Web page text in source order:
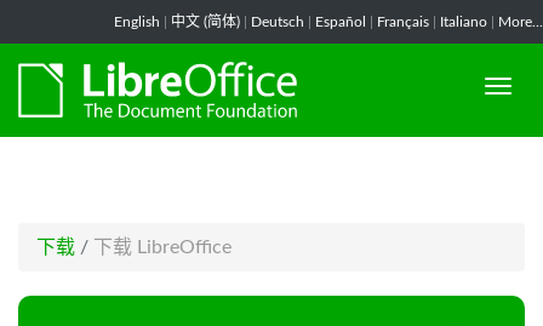
English 中文 (简体) Deutsch Español Français Italiano More...
下载 / 下载 LibreOffice